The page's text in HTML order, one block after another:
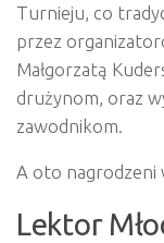
Turnieju, co
przez
Małgorzatą
drużynom, oraz
zawodnikom.
A oto nagrodzeni
Lektor